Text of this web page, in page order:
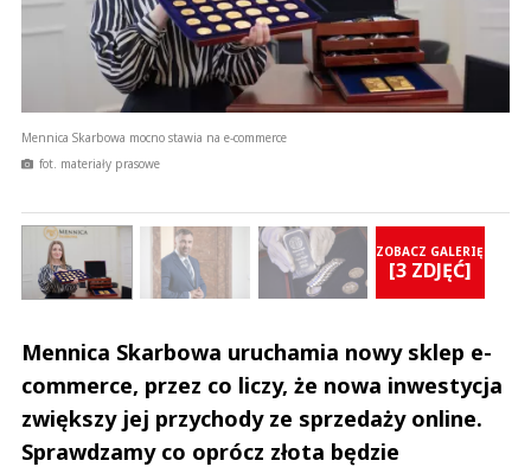
Mennica Skarbowa mocno stawia na e-commerce
fot. materiały prasowe
Adam Stroniawski, dyrektor zarządzający ds. sprzedaży Mennicy Skarbowej
Mennica Skarbowa mocno stawia na e-commerce
ZOBACZ GALERIĘ
[3 ZDJĘĆ]
Mennica Skarbowa uruchamia nowy sklep e-
commerce, przez co liczy, że nowa inwestycja
zwiększy jej przychody ze sprzedaży online.
Sprawdzamy co oprócz złota będzie